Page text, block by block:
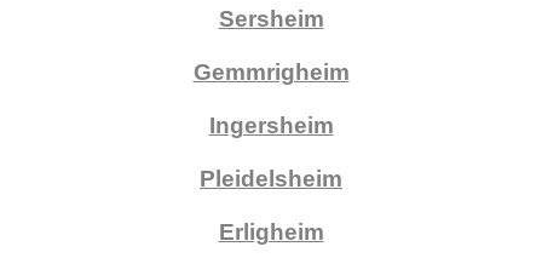
Sersheim
Gemmrigheim
Ingersheim
Pleidelsheim
Erligheim